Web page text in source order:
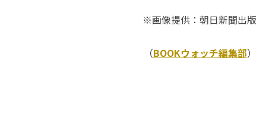
※画像提供：朝日新聞出版
（BOOKウォッチ編集部）